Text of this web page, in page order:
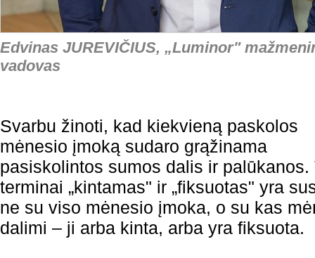
Edvinas JUREVIČIUS, „Luminor"
vadovas
Svarbu žinoti, kad kiekvieną paskolos
mėnesio įmoką sudaro grąžinama
pasiskolintos sumos dalis ir palūkanos.
terminai „kintamas" ir „fiksuotas" yra
ne su viso mėnesio įmoka, o su kas
dalimi – ji arba kinta, arba yra fiksuota.